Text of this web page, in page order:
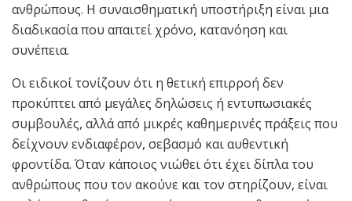
ανθρώπους. Η συναισθηματική υποστήριξη είναι μια
διαδικασία που απαιτεί χρόνο, κατανόηση και
συνέπεια.
Οι ειδικοί τονίζουν ότι η θετική επιρροή δεν
προκύπτει από μεγάλες δηλώσεις ή εντυπωσιακές
συμβουλές, αλλά από μικρές καθημερινές πράξεις που
δείχνουν ενδιαφέρον, σεβασμό και αυθεντική
φροντίδα. Όταν κάποιος νιώθει ότι έχει δίπλα του
ανθρώπους που τον ακούνε και τον στηρίζουν, είναι